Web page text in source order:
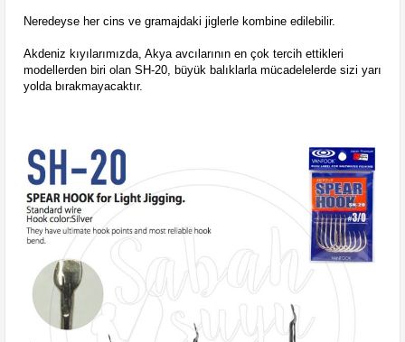
Neredeyse her cins ve gramajdaki jiglerle kombine edilebilir.
Akdeniz kıyılarımızda, Akya avcılarının en çok tercih ettikleri
modellerden biri olan SH-20, büyük balıklarla mücadelelerde sizi yarı
yolda bırakmayacaktır.